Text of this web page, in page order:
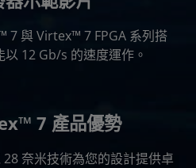
7 與 Virtex™ 7 FPGA 系列搭
12 Gb/s 的速度運作。
7 產品優勢
奈米技術為您的設計提供卓